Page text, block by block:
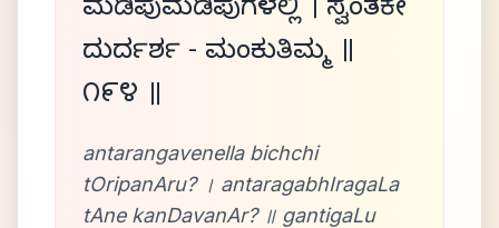
ಮಡಿಪುಮಡಿಪುಗಳಲ್ಲಿ । ಸ್ವಂತಕೇ
ದುರ್ದರ್ಶ - ಮಂಕುತಿಮ್ಮ ॥
೧೯೪ ॥
antarangavenella bichchi
tOripanAru? । antaragabhIragaLa
tAne kanDavanAr? ॥ gantigaLu